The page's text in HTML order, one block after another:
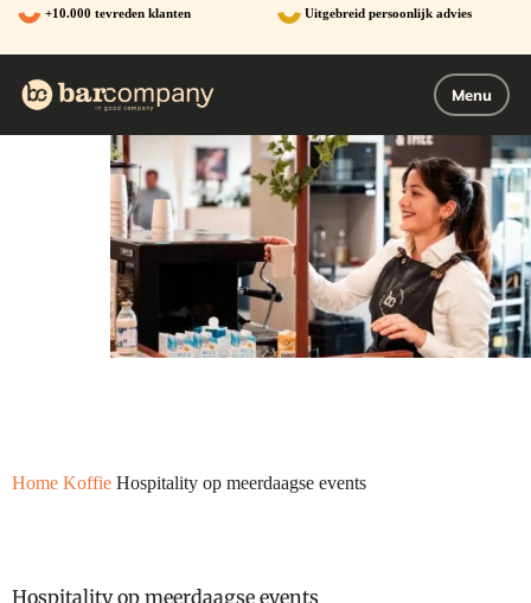
Ga
naar
de
Menu
+10.000 tevreden klanten Uitgebreid persoonlijk advies
Home Koffie Hospitality op meerdaagse events
Hospitality op meerdaagse events